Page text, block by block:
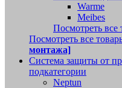
Warme
Meibes
Посмотреть все
Посмотреть все
монтажа]
Система защиты от
подкатегории
Neptun